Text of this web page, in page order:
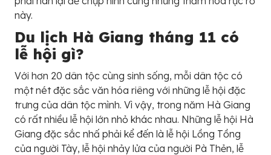
này.
Du lịch Hà Giang tháng 11 có
lễ hội gì?
Với hơn 20 dân tộc cùng sinh sống, mỗi dân tộc có
một nét đặc sắc văn hóa riêng với những lễ hội đặc
trưng của dân tộc mình. Vì vậy, trong năm Hà Giang
có rất nhiều lễ hội lớn nhỏ khác nhau. Những lễ hội Hà
Giang đặc sắc nhấ phải kể đến là lễ hội Lồng Tồng
của người Tày, lễ hội nhảy lửa của người Pà Thẻn, lễ